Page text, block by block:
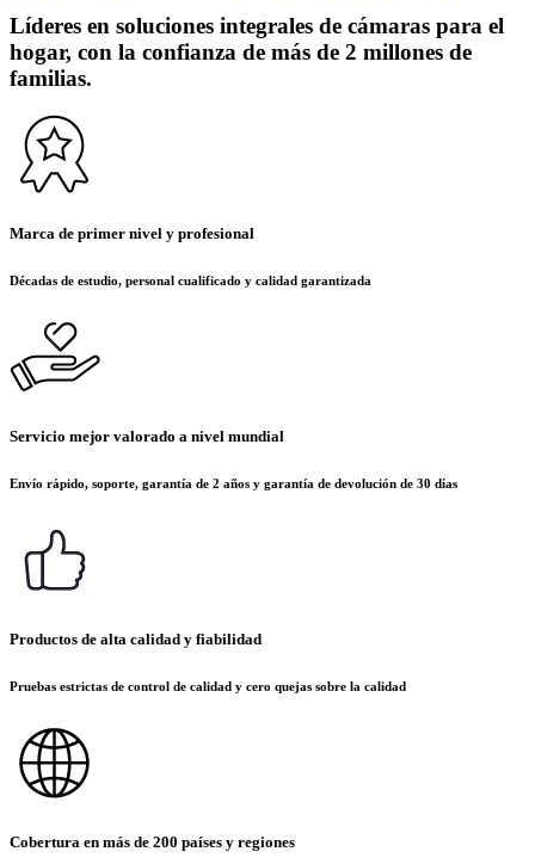
Líderes en soluciones integrales de cámaras para el
hogar, con la confianza de más de 2 millones de
familias.
Marca de primer nivel y profesional
Décadas de estudio, personal cualificado y calidad garantizada
Servicio mejor valorado a nivel mundial
Envío rápido, soporte, garantía de 2 años y garantía de devolución de 30 días
Productos de alta calidad y fiabilidad
Pruebas estrictas de control de calidad y cero quejas sobre la calidad
Cobertura en más de 200 países y regiones